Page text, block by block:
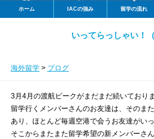
ホーム IACの強み 留学の流れ
いってらっしゃい！
海外留学> ブログ
3月4月の渡航ピークがまだまだ続いており
留学行くメンバーさんのお友達は、そのま
あり、ほとんど毎週空港で会うお友達がいっ
そこからまたまた留学希望の新メンバーさ